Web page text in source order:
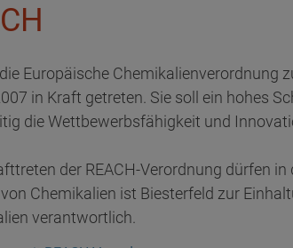
die Europäische
in Kraft getreten. Sie soll ein hohes
die Wettbewerbsfähigkeit und
der REACH-Verordnung dürfen
Chemikalien ist Biesterfeld zur
verantwortlich.